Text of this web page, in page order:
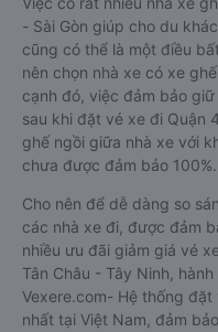
- Sài Gòn giúp cho du
cũng có thể là một điều
nên chọn nhà xe có xe
cạnh đó, việc đảm bảo
sau khi đặt vé xe đi Quận
ghế ngồi giữa nhà xe với
chưa được đảm bảo 100%.
Cho nên để dễ dàng so
các nhà xe đi, được đảm
nhiều ưu đãi giảm giá vé
Tân Châu - Tây Ninh,
Vexere.com- Hệ thống
nhất tại Việt Nam, đảm